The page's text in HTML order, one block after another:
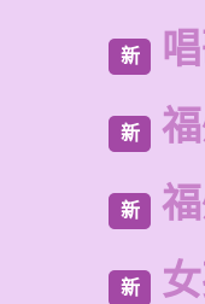
新
新
新
新